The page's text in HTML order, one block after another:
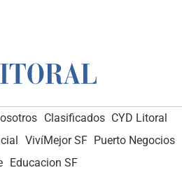
Clasificados CYD Litoral
VivíMejor SF Puerto Negocios
Educacion SF